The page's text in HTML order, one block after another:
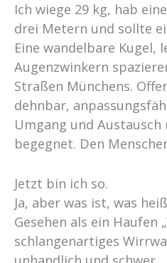
Ich wiege 29 kg, hab
drei Metern und sollte
Eine wandelbare
Augenzwinkern
Straßen Münchens.
dehnbar,
Umgang und
begegnet. Den
Jetzt bin ich so.
Ja, aber was ist, was
Gesehen als ein Haufen
schlangenartiges